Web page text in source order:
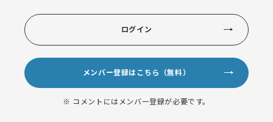
ログイン
メンバー登録はこちら（無料）
※ コメントにはメンバー登録が必要です。